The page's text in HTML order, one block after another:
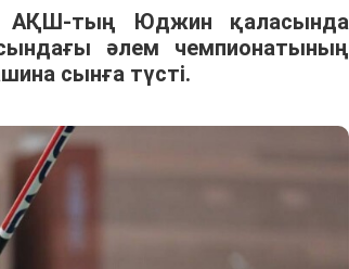
АҚШ-тың Юджин қаласында
әлем чемпионатының
сынға түсті.